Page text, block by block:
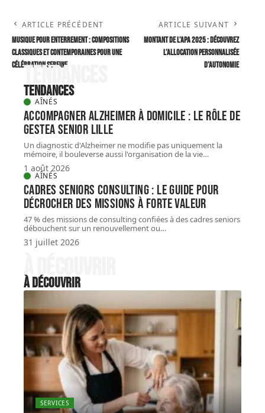
ARTICLE PRÉCÉDENT
Musique pour enterrement : compositions
classiques et contemporaines pour une
célébration sereine
ARTICLE SUIVANT
Montant de l’APA 2025 : Découvrez
l’allocation personnalisée
d’autonomie
Tendances
Tendances
AÎNÉS
Accompagner Alzheimer à domicile : le rôle de
gestea Senior Lille
Un diagnostic d'Alzheimer ne modifie pas uniquement la
mémoire, il bouleverse aussi l'organisation de la vie…
1 août 2026
AÎNÉS
Cadres seniors consulting : le guide pour
décrocher des missions à forte valeur
47 % des missions de consulting confiées à des cadres seniors
débouchent sur un renouvellement ou…
31 juillet 2026
À découvrir
À découvrir
SERVICES